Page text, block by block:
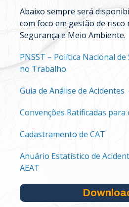
Abaixo sempre será
com foco em gestão de risco
Segurança e Meio Ambiente.
PNSST – Política Nacional
no Trabalho
Guia de Análise de Acidentes
Convenções Ratificadas para
Cadastramento de CAT
Anuário Estatístico de
AEAT